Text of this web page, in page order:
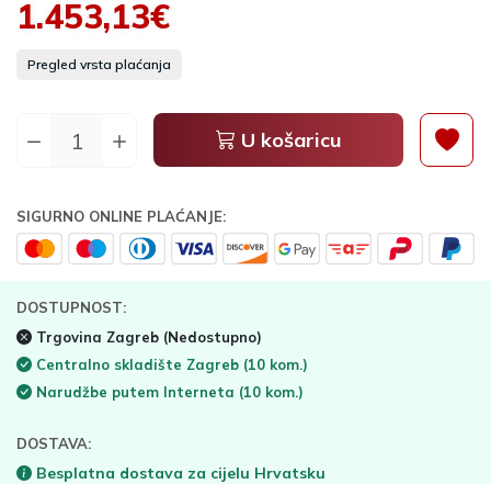
1.453,13€
Pregled vrsta plaćanja
U košaricu
SIGURNO ONLINE PLAĆANJE:
DOSTUPNOST:
Trgovina Zagreb (Nedostupno)
Centralno skladište Zagreb (10 kom.)
Narudžbe putem Interneta (10 kom.)
DOSTAVA:
Besplatna dostava za cijelu Hrvatsku